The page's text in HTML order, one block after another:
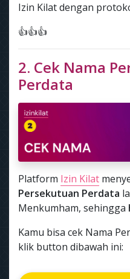
Izin Kilat dengan
👍👍👍
2. Cek Nama
Perdata
Platform Izin Kilat
Persekutuan Perdata
Menkumham, sehingga
Kamu bisa cek Nama
klik button dibawah ini: